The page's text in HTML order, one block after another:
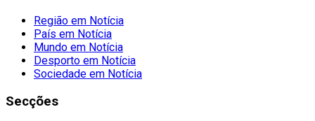
Região em Notícia
País em Notícia
Mundo em Notícia
Desporto em Notícia
Sociedade em Notícia
Secções